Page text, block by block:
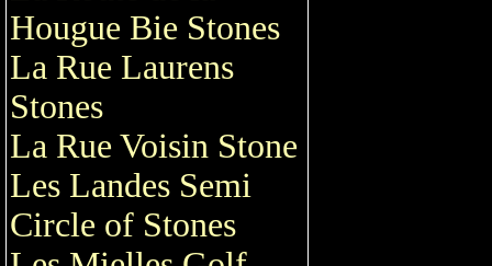
Hougue Bie Stones
La Rue Laurens
Stones
La Rue Voisin Stone
Les Landes Semi
Circle of Stones